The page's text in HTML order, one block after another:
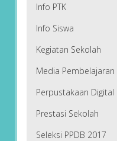
Info PTK
Info Siswa
Kegiatan Sekolah
Media Pembelajaran
Perpustakaan Digital
Prestasi Sekolah
Seleksi PPDB 2017